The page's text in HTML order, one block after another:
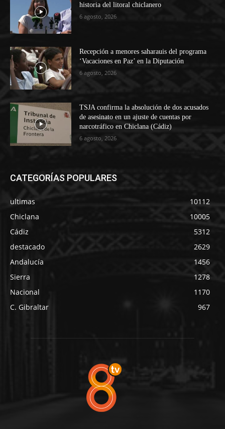
historia del litoral chiclanero
6 agosto, 2026
Recepción a menores saharauis del programa
‘Vacaciones en Paz’ en la Diputación
6 agosto, 2026
TSJA confirma la absolución de dos acusados
de asesinato en un ajuste de cuentas por
narcotráfico en Chiclana (Cádiz)
6 agosto, 2026
CATEGORÍAS POPULARES
ultimas
10112
Chiclana
10005
Cádiz
5312
destacado
2629
Andalucía
1456
Sierra
1278
Nacional
1170
C. Gibraltar
967